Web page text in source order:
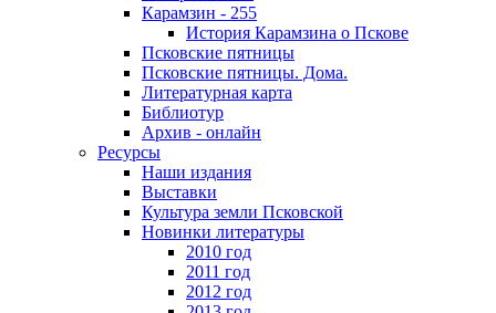
Карамзин - 255
История Карамзина о Пскове
Псковские пятницы
Псковские пятницы. Дома.
Литературная карта
Библиотур
Архив - онлайн
Ресурсы
Наши издания
Выставки
Культура земли Псковской
Новинки литературы
2010 год
2011 год
2012 год